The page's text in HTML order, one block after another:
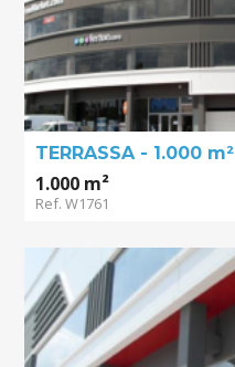
TERRASSA - 1.000 m²
1.000 m²
Ref. W1761